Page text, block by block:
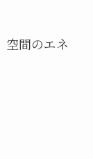
空間のエネ